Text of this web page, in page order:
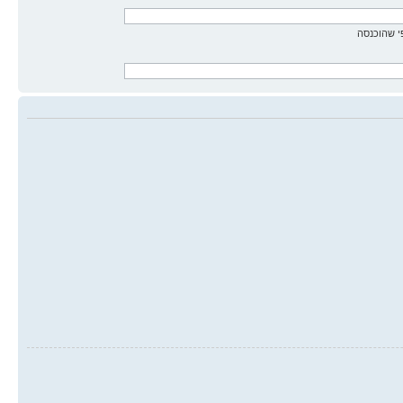
שהוכנסה